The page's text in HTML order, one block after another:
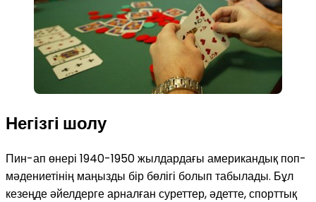
Негізгі шолу
Пин-ап өнері 1940-1950 жылдардағы американдық поп-
мәдениетінің маңызды бір бөлігі болып табылады. Бұл
кезеңде әйелдерге арналған суреттер, әдетте, спорттық